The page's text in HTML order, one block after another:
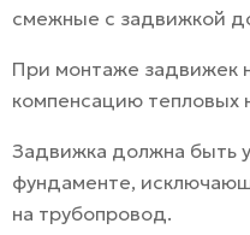
смежные с задвижкой
При монтаже задвижек
компенсацию тепловых
Задвижка должна быть
фундаменте,
на трубопровод.